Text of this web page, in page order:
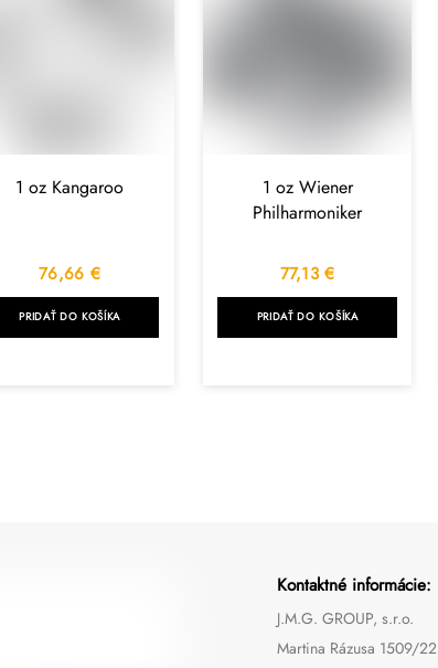
1 oz Kangaroo
76,66 €
PRIDAŤ DO KOŠÍKA
1 oz Wiener
Philharmoniker
77,13€
PRIDAŤ DO KOŠÍKA
Kontaktné informácie:
J.M.G. GROUP, s.r.o.
Martina Rázusa 1509/22